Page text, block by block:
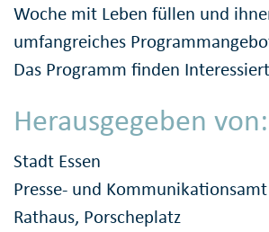
Woche mit Leben füllen und
umfangreiches
Das Programm finden
Herausgegeben von:
Stadt Essen
Presse- und Kommunikationsamt
Rathaus, Porscheplatz